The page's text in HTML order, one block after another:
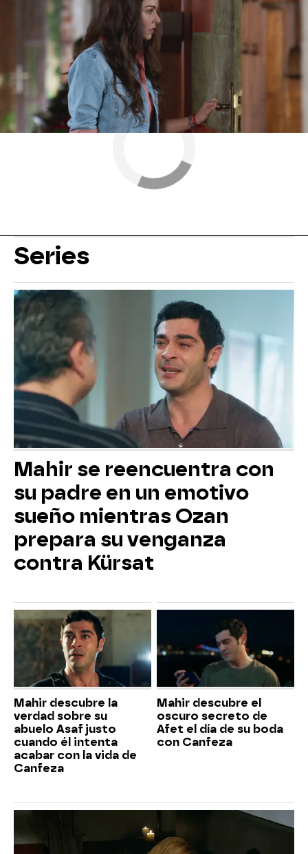
momentos
Series
Mahir se reencuentra con
su padre en un emotivo
sueño mientras Ozan
prepara su venganza
contra Kürsat
Mahir descubre la
verdad sobre su
abuelo Asaf justo
cuando él intenta
acabar con la vida de
Canfeza
Mahir descubre el
oscuro secreto de
Afet el día de su boda
con Canfeza